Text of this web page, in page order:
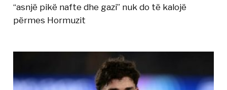
“asnjë pikë nafte dhe gazi” nuk do të kalojë
përmes Hormuzit